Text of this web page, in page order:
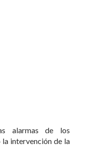
alarmas de los
intervención de la